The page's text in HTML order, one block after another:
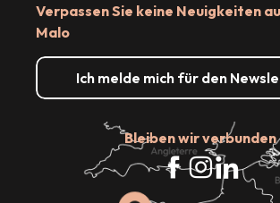
Verpassen Sie keine Neuigkeiten
Malo
Ich melde mich für den
Bleiben wir verbunden